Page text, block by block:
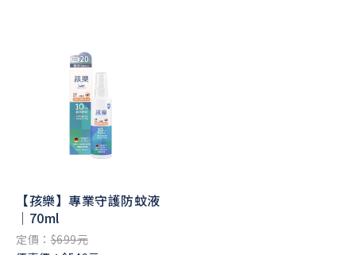
【孩樂】專業守護防蚊液
｜70ml
定價：$699元